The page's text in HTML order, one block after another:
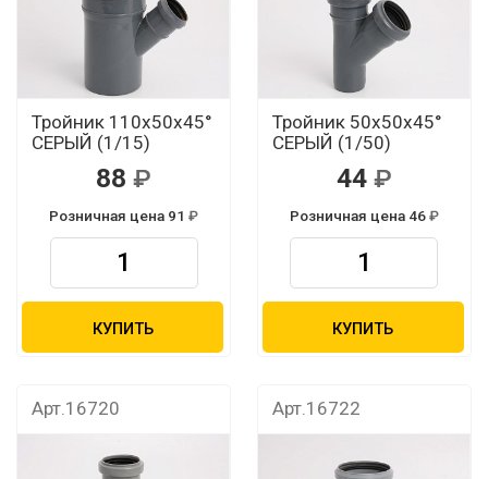
Тройник 110х50х45°
СЕРЫЙ (1/15)
88
Розничная цена 91
КУПИТЬ
Тройник 50х50х45°
СЕРЫЙ (1/50)
44
Розничная цена 46
КУПИТЬ
Арт.16720 Арт.16722